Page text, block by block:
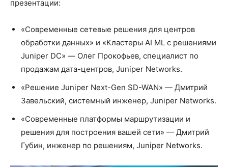
презентации:
«Современные сетевые решения для центров
обработки данных» и «Кластеры AI ML с решениями
Juniper DC» — Олег Прокофьев, специалист по
продажам дата-центров, Juniper Networks.
«Решение Juniper Next-Gen SD-WAN» — Дмитрий
Завельский, системный инженер, Juniper Networks.
«Современные платформы маршрутизации и
решения для построения вашей сети» — Дмитрий
Губин, инженер по решениям, Juniper Networks.